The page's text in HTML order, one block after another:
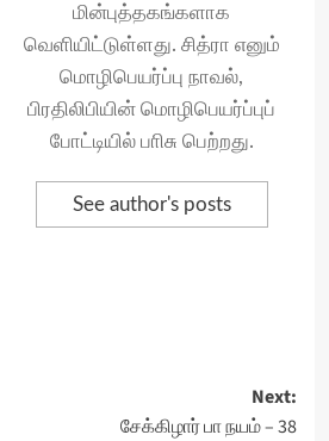
மின்புத்தகங்களாக
வெளியிட்டுள்ளது. சித்ரா எனும்
மொழிபெயர்ப்பு நாவல்,
பிரதிலிபியின் மொழிபெயர்ப்புப்
போட்டியில் பாிசு பெற்றது.
See author's posts
Next:
சேக்கிழார் பா நயம் – 38